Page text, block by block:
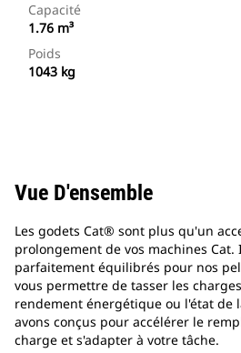
Capacité
1.76 m³
Poids
1043 kg
Vue D'ensemble
Les godets Cat® sont plus qu'un
prolongement de vos machines Cat.
parfaitement équilibrés pour nos
vous permettre de tasser les
rendement énergétique ou l'état de
avons conçus pour accélérer le
charge et s'adapter à votre tâche.